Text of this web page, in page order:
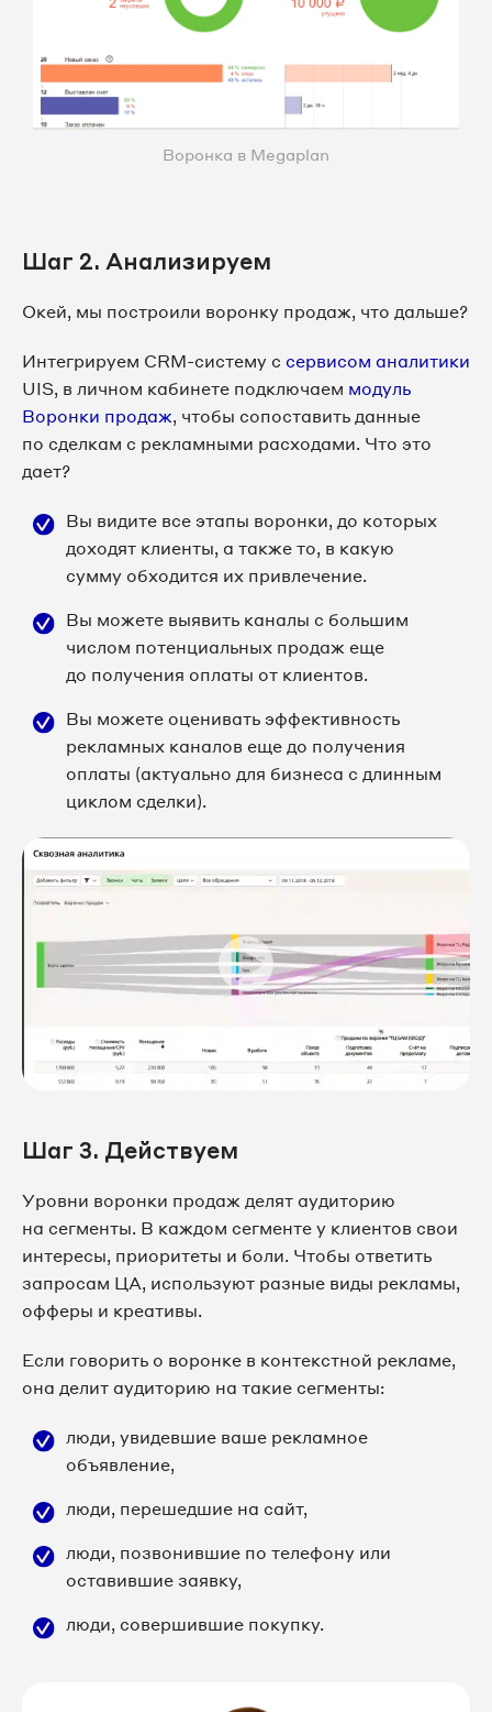
Воронка в Megaplan
Шаг 2. Анализируем
Окей, мы построили воронку продаж, что дальше?
Интегрируем CRM-систему с сервисом аналитики
UIS, в личном кабинете подключаем модуль
Воронки продаж, чтобы сопоставить данные
по сделкам с рекламными расходами. Что это
дает?
Вы видите все этапы воронки, до которых
доходят клиенты, а также то, в какую
сумму обходится их привлечение.
Вы можете выявить каналы с большим
числом потенциальных продаж еще
до получения оплаты от клиентов.
Вы можете оценивать эффективность
рекламных каналов еще до получения
оплаты (актуально для бизнеса с длинным
циклом сделки).
Шаг 3. Действуем
Уровни воронки продаж делят аудиторию
на сегменты. В каждом сегменте у клиентов свои
интересы, приоритеты и боли. Чтобы ответить
запросам ЦА, используют разные виды рекламы,
офферы и креативы.
Если говорить о воронке в контекстной рекламе,
она делит аудиторию на такие сегменты:
люди, увидевшие ваше рекламное
объявление,
люди, перешедшие на сайт,
люди, позвонившие по телефону или
оставившие заявку,
люди, совершившие покупку.